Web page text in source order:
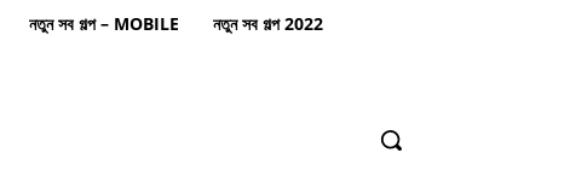
নতুন সব গল্প – MOBILE নতুন সব গল্প 2022